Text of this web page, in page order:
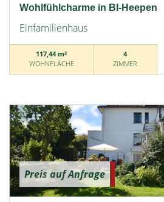
Wohlfühlcharme in BI-Heepen
Einfamilienhaus
117,44 m²
WOHNFLÄCHE
4
ZIMMER
Preis auf Anfrage